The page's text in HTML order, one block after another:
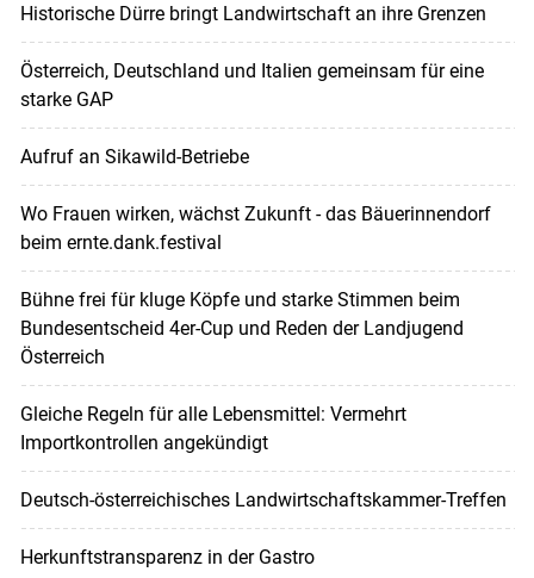
Historische Dürre bringt Landwirtschaft an ihre Grenzen
Österreich, Deutschland und Italien gemeinsam für eine
starke GAP
Aufruf an Sikawild-Betriebe
Wo Frauen wirken, wächst Zukunft - das Bäuerinnendorf
beim ernte.dank.festival
Bühne frei für kluge Köpfe und starke Stimmen beim
Bundesentscheid 4er-Cup und Reden der Landjugend
Österreich
Gleiche Regeln für alle Lebensmittel: Vermehrt
Importkontrollen angekündigt
Deutsch-österreichisches Landwirtschaftskammer-Treffen
Herkunftstransparenz in der Gastro